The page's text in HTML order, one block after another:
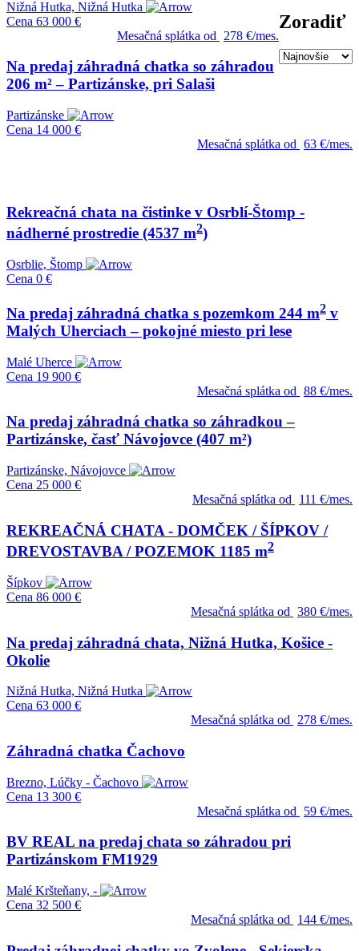
Zoradiť
Nižná Hutka, Nižná Hutka
Cena 63 000 €
Mesačná splátka od
278 €/mes.
Na predaj záhradná chatka so záhradou
206 m² – Partizánske, pri Salaši
Partizánske
Cena 14 000 €
Mesačná splátka od 63 €/mes.
Rekreačná chata na čistinke v Osrblí-Štomp -
nádherné prostredie (4537 m2)
Osrblie, Štomp
Cena 0 €
Na predaj záhradná chatka s pozemkom 244 m2 v
Malých Uherciach – pokojné miesto pri lese
Malé Uherce
Cena 19 900 €
Mesačná splátka od 88 €/mes.
Na predaj záhradná chatka so záhradkou –
Partizánske, časť Návojovce (407 m²)
Partizánske, Návojovce
Cena 25 000 €
Mesačná splátka od
111 €/mes.
REKREAČNÁ CHATA - DOMČEK / ŠÍPKOV /
DREVOSTAVBA / POZEMOK 1185 m2
Šípkov
Cena 86 000 €
Mesačná splátka od 380 €/mes.
Na predaj záhradná chata, Nižná Hutka, Košice -
Okolie
Nižná Hutka, Nižná Hutka
Cena 63 000 €
Mesačná splátka od
278 €/mes.
Záhradná chatka Čachovo
Brezno, Lúčky - Čachovo
Cena 13 300 €
Mesačná splátka od
59 €/mes.
BV REAL na predaj chata so záhradou pri
Partizánskom FM1929
Malé Kršteňany, -
Cena 32 500 €
Mesačná splátka od
144 €/mes.